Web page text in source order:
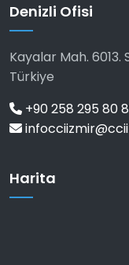
Denizli Ofisi
Kayalar Mah. 6013.
Türkiye
+90 258 295 80
Harita